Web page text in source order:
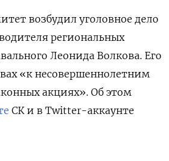
возбудил уголовное дело
региональных
Леонида Волкова. Его
«к несовершеннолетним
акциях». Об этом
CК и в Twitter-аккаунте